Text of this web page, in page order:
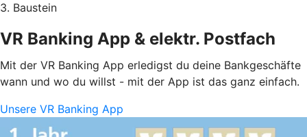
3. Baustein
VR Banking App & elektr. Postfach
Mit der VR Banking App erledigst du deine Bankgeschäfte
wann und wo du willst - mit der App ist das ganz einfach.
Unsere VR Banking App